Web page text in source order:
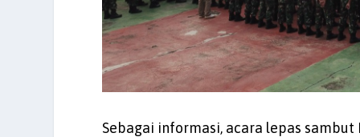
Sebagai informasi, acara lepas